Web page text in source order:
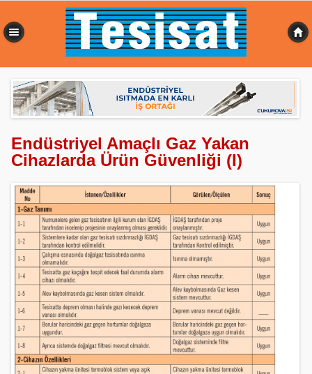
Endüstriyel Amaçlı Gaz Yakan
Cihazlarda Ürün Güvenliği (I)
0,648 sn